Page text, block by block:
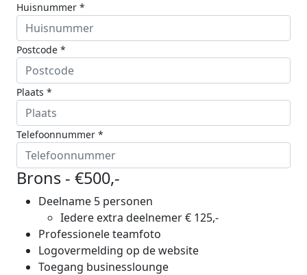
Huisnummer *
Postcode *
Plaats *
Telefoonnummer *
Brons - €500,-
Deelname 5 personen
Iedere extra deelnemer € 125,-
Professionele teamfoto
Logovermelding op de website
Toegang businesslounge